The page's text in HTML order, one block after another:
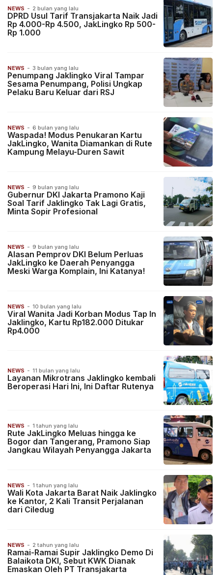
NEWS - 2 bulan yang lalu
DPRD Usul Tarif Transjakarta Naik Jadi
Rp 4.000-Rp 4.500, JakLingko Rp 500-
Rp 1.000
NEWS - 3 bulan yang lalu
Penumpang Jaklingko Viral Tampar
Sesama Penumpang, Polisi Ungkap
Pelaku Baru Keluar dari RSJ
NEWS - 6 bulan yang lalu
Waspada! Modus Penukaran Kartu
JakLingko, Wanita Diamankan di Rute
Kampung Melayu-Duren Sawit
NEWS - 9 bulan yang lalu
Gubernur DKI Jakarta Pramono Kaji
Soal Tarif Jaklingko Tak Lagi Gratis,
Minta Sopir Profesional
NEWS - 9 bulan yang lalu
Alasan Pemprov DKI Belum Perluas
JakLingko ke Daerah Penyangga
Meski Warga Komplain, Ini Katanya!
NEWS - 10 bulan yang lalu
Viral Wanita Jadi Korban Modus Tap In
Jaklingko, Kartu Rp182.000 Ditukar
Rp4.000
NEWS - 11 bulan yang lalu
Layanan Mikrotrans Jaklingko kembali
Beroperasi Hari Ini, Ini Daftar Rutenya
NEWS - 1 tahun yang lalu
Rute JakLingko Meluas hingga ke
Bogor dan Tangerang, Pramono Siap
Jangkau Wilayah Penyangga Jakarta
NEWS - 1 tahun yang lalu
Wali Kota Jakarta Barat Naik Jaklingko
ke Kantor, 2 Kali Transit Perjalanan
dari Ciledug
NEWS - 2 tahun yang lalu
Ramai-Ramai Supir Jaklingko Demo Di
Balaikota DKI, Sebut KWK Dianak
Emaskan Oleh PT Transjakarta